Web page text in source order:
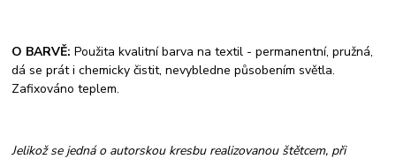
O BARVĚ: Použita kvalitní barva na textil - permanentní, pružná,
dá se prát i chemicky čistit, nevybledne působením světla.
Zafixováno teplem.
Jelikož se jedná o autorskou kresbu realizovanou štětcem, při